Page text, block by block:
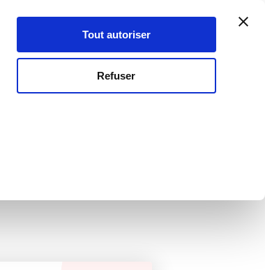
Tout autoriser
Refuser
Se connecter